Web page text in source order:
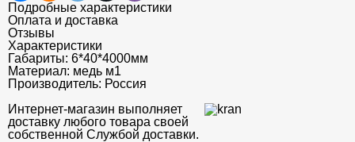
Подробные характеристики
Оплата и доставка
Отзывы
Характеристики
Габариты: 6*40*4000мм
Материал: медь м1
Производитель: Россия
Интернет-магазин выполняет
доставку любого товара своей
собственной Службой доставки.